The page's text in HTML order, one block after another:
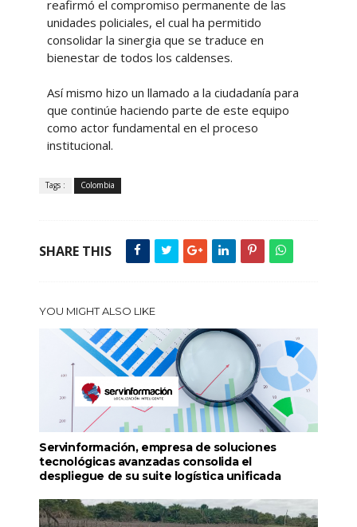
reafirmó el compromiso permanente de las
unidades policiales, el cual ha permitido
consolidar la sinergia que se traduce en
bienestar de todos los caldenses.
Así mismo hizo un llamado a la ciudadanía para
que continúe haciendo parte de este equipo
como actor fundamental en el proceso
institucional.
Tags : Colombia
SHARE THIS
YOU MIGHT ALSO LIKE
Servinformación, empresa de soluciones
tecnológicas avanzadas consolida el
despliegue de su suite logística unificada